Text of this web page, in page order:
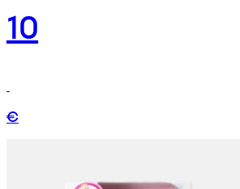
10
€